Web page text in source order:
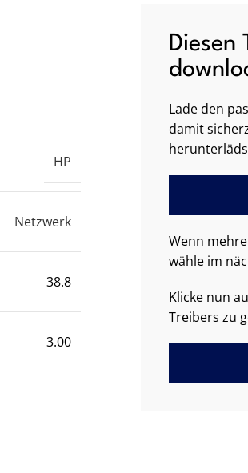
HP
Netzwerk
38.8
3.00
Diesen
Lade den
damit
Wenn
wähle im
Klicke nun
Treibers zu